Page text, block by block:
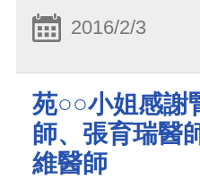
2016/2/3
苑○○小姐感謝
師、張育瑞醫
維醫師